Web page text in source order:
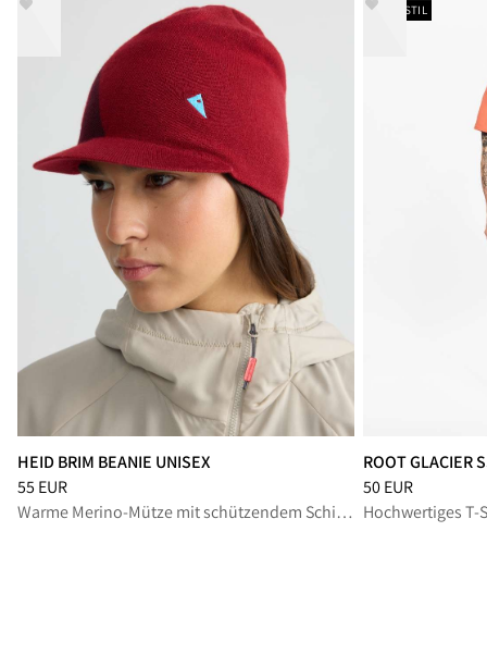
HEID BRIM BEANIE UNISEX
Preis:55 EUR, reduziert von 55 EUR
55 EUR
Warme Merino-Mütze mit schützendem Schirm für Aktivitäten bei kaltem Wetter
NEUER STIL
ROOT GLACIER
Preis:50 EUR,
50 EUR